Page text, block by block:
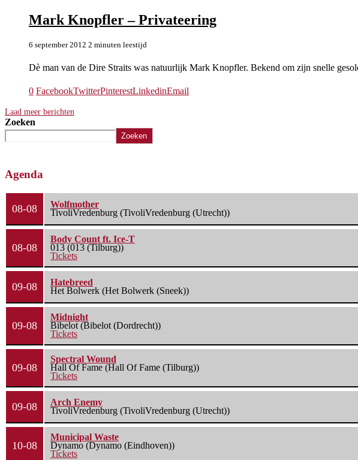
Mark Knopfler – Privateering
6 september 2012 2 minuten leestijd
Dè man van de Dire Straits was natuurlijk Mark Knopfler. Bekend om zijn snelle
0 FacebookTwitterPinterestLinkedinEmail
Laad meer berichten
Zoeken
Zoeken
Agenda
08-08
Wolfmother
TivoliVredenburg (TivoliVredenburg (Utrecht))
08-08
Body Count ft. Ice-T
013 (013 (Tilburg))
Tickets
09-08
Hatebreed
Het Bolwerk (Het Bolwerk (Sneek))
09-08
Midnight
Bibelot (Bibelot (Dordrecht))
Tickets
09-08
Spectral Wound
Hall Of Fame (Hall Of Fame (Tilburg))
Tickets
09-08
Arch Enemy
TivoliVredenburg (TivoliVredenburg (Utrecht))
10-08
Municipal Waste
Dynamo (Dynamo (Eindhoven))
Tickets